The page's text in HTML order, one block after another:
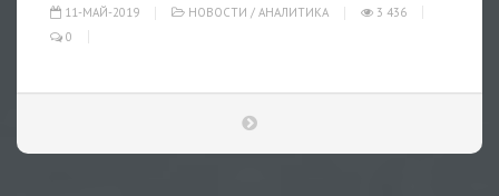
11-МАЙ-2019 НОВОСТИ / АНАЛИТИКА
3 436
0